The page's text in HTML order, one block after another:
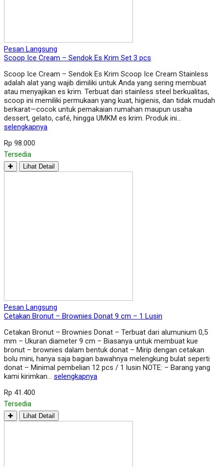
Pesan Langsung
Scoop Ice Cream – Sendok Es Krim Set 3 pcs
Scoop Ice Cream – Sendok Es Krim Scoop Ice Cream Stainless
adalah alat yang wajib dimiliki untuk Anda yang sering membuat
atau menyajikan es krim. Terbuat dari stainless steel berkualitas,
scoop ini memiliki permukaan yang kuat, higienis, dan tidak mudah
berkarat—cocok untuk pemakaian rumahan maupun usaha
dessert, gelato, café, hingga UMKM es krim. Produk ini…
selengkapnya
Rp 98.000
Tersedia
✚ Lihat Detail
Pesan Langsung
Cetakan Bronut – Brownies Donat 9 cm – 1 Lusin
Cetakan Bronut – Brownies Donat – Terbuat dari alumunium 0,5
mm – Ukuran diameter 9 cm – Biasanya untuk membuat kue
bronut – brownies dalam bentuk donat – Mirip dengan cetakan
bolu mini, hanya saja bagian bawahnya melengkung bulat seperti
donat – Minimal pembelian 12 pcs / 1 lusin NOTE: – Barang yang
kami kirimkan… selengkapnya
Rp 41.400
Tersedia
✚ Lihat Detail